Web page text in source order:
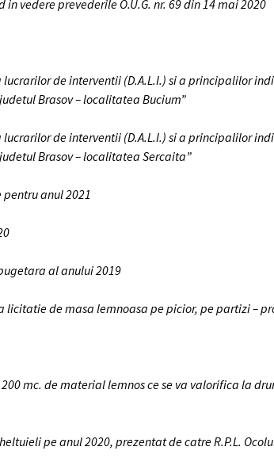
vedere prevederile O.U.G. nr. 69 din 14 mai 2020
de interventii (D.A.L.I.) si a principalilor
Brasov – localitatea Bucium”
de interventii (D.A.L.I.) si a principalilor
Brasov – localitatea Sercaita”
anul 2021
al anului 2019
de masa lemnoasa pe picior, pe partizi –
mc. de material lemnos ce se va valorifica la
pe anul 2020, prezentat de catre R.P.L.